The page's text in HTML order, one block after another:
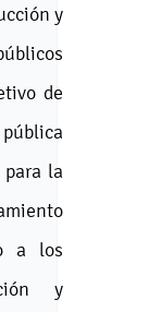
y
de
la
a los
y